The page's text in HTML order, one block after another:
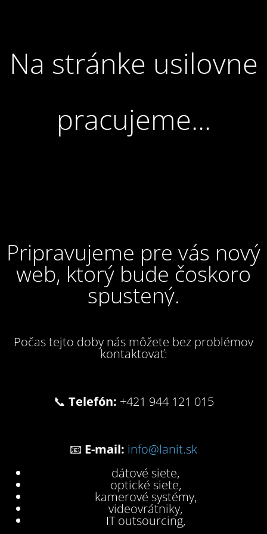
Na stránke usilovne
pracujeme...
Pripravujeme pre vás nový
web, ktorý bude čoskoro
spustený.
Počas tejto doby nás môžete bez problémov
kontaktovať:
📞 Telefón: +421 944 121 015
📧 E-mail: info@lanit.sk
dátové siete,
optické siete,
kamerové systémy,
videovrátniky,
IT outsourcing,